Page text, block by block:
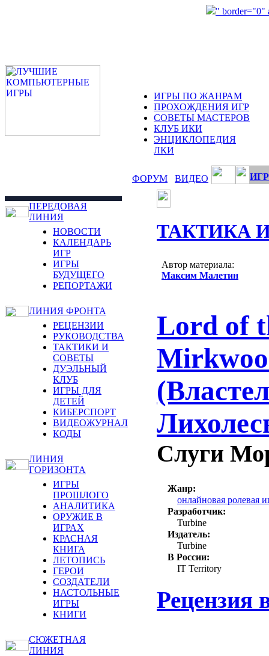
" border="0"
ИГРЫ ПО ЖАНРАМ
ПРОХОЖДЕНИЯ ИГР
СОВЕТЫ МАСТЕРОВ
КЛУБ ИКИ
ЭНЦИКЛОПЕДИЯ
ЛКИ
ФОРУМ ВИДЕО
ПЕРЕДОВАЯ
ЛИНИЯ
НОВОСТИ
КАЛЕНДАРЬ
ИГР
ИГРЫ
БУДУЩЕГО
РЕПОРТАЖИ
ЛИНИЯ ФРОНТА
РЕЦЕНЗИИ
РУКОВОДСТВА
ТАКТИКИ И
СОВЕТЫ
ДУЭЛЬНЫЙ
КЛУБ
ИГРЫ ДЛЯ
ДЕТЕЙ
КИБЕРСПОРТ
ВИДЕОЖУРНАЛ
КОДЫ
ЛИНИЯ
ГОРИЗОНТА
ИГРЫ
ПРОШЛОГО
АНАЛИТИКА
ОРУЖИЕ В
ИГРАХ
КРАСНАЯ
КНИГА
ЛЕТОПИСЬ
ГЕРОИ
СОЗДАТЕЛИ
НАСТОЛЬНЫЕ
ИГРЫ
КНИГИ
СЮЖЕТНАЯ
ЛИНИЯ
ТАКТИКА
Автор материала:
Максим Малетин
Lord of
Слуги
Жанр:
онлайновая ролевая
Разработчик:
Turbine
Издатель:
Turbine
В России:
IT Territory